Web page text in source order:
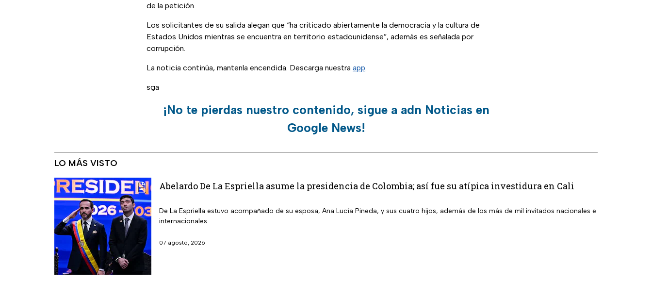
de la petición.
Los solicitantes de su salida alegan que “ha criticado abiertamente la democracia y la cultura de
Estados Unidos mientras se encuentra en territorio estadounidense”, además es señalada por
corrupción.
La noticia continúa, mantenla encendida. Descarga nuestra app.
sga
¡No te pierdas nuestro contenido, sigue a adn Noticias en
Google News!
LO MÁS VISTO
Abelardo De La Espriella asume la presidencia de Colombia; así fue su atípica investidura en Cali
De La Espriella estuvo acompañado de su esposa, Ana Lucía Pineda, y sus cuatro hijos, además de los más de mil invitados nacionales e
internacionales.
07 agosto, 2026